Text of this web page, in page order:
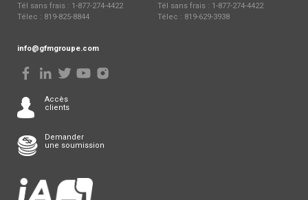
Tél sans frais : 1-877-274-4422
Télec : 819-825-8844
Tél sans frais : 1-877-274-4422
Télec : 819-629-3938
info@gfmgroupe.com
Accès
clients
Demander
une soumission